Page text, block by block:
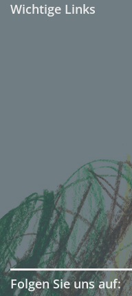
Wichtige Links
Folgen Sie uns auf: